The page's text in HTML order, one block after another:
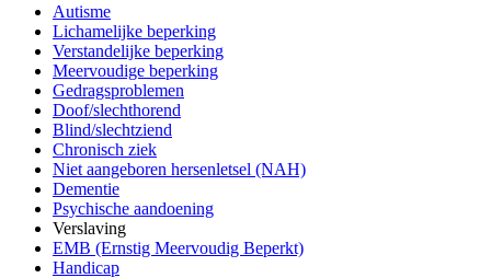
Autisme
Lichamelijke beperking
Verstandelijke beperking
Meervoudige beperking
Gedragsproblemen
Doof/slechthorend
Blind/slechtziend
Chronisch ziek
Niet aangeboren hersenletsel (NAH)
Dementie
Psychische aandoening
Verslaving
EMB (Ernstig Meervoudig Beperkt)
Handicap